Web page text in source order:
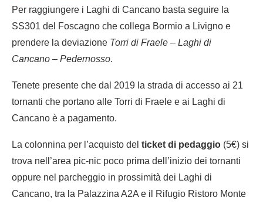
Per raggiungere i Laghi di Cancano basta seguire la
SS301 del Foscagno che collega Bormio a Livigno e
prendere la deviazione Torri di Fraele – Laghi di
Cancano – Pedernosso.
Tenete presente che dal 2019 la strada di accesso ai 21
tornanti che portano alle Torri di Fraele e ai Laghi di
Cancano è a pagamento.
La colonnina per l’acquisto del ticket di pedaggio (5€) si
trova nell’area pic-nic poco prima dell’inizio dei tornanti
oppure nel parcheggio in prossimità dei Laghi di
Cancano, tra la Palazzina A2A e il Rifugio Ristoro Monte